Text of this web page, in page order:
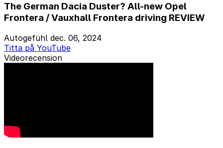
The German Dacia Duster? All-new Opel
Frontera / Vauxhall Frontera driving REVIEW
Autogefühl dec. 06, 2024
Titta på YouTube
Videorecension